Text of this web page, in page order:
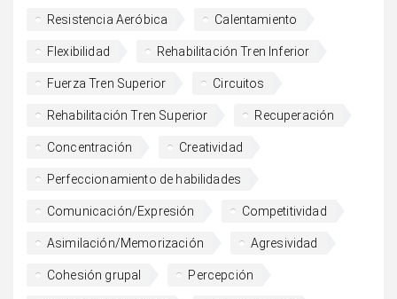
Resistencia Aeróbica Calentamiento
Flexibilidad Rehabilitación Tren Inferior
Fuerza Tren Superior Circuitos
Rehabilitación Tren Superior Recuperación
Concentración Creatividad
Perfeccionamiento de habilidades
Comunicación/Expresión Competitividad
Asimilación/Memorización Agresividad
Cohesión grupal Percepción